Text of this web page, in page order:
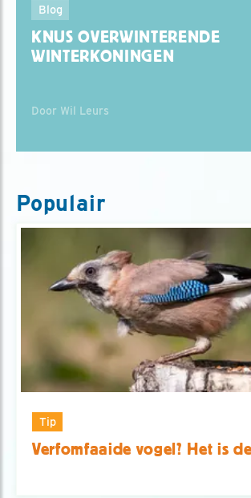
Blog
KNUS OVERWINTERENDE
WINTERKONINGEN
Door Wil Leurs
Populair
Tip
Verfomfaaide vogel? Het is